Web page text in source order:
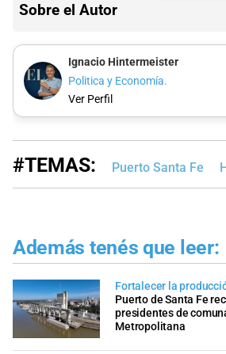
Sobre el Autor
Ignacio Hintermeister
Politica y Economía.
Ver Perfil
#TEMAS: Puerto Santa Fe
Además tenés que leer:
Fortalecer la
Puerto de Santa Fe
presidentes de
Metropolitana